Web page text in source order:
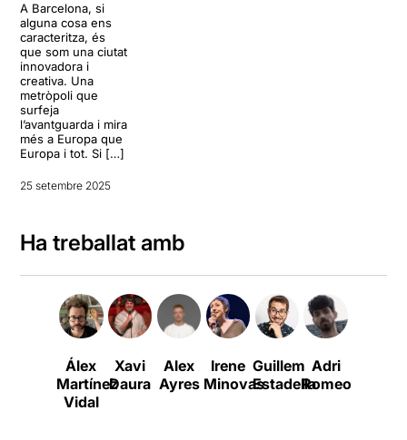
A Barcelona, si
alguna cosa ens
caracteritza, és
que som una ciutat
innovadora i
creativa. Una
metròpoli que
surfeja
l’avantguarda i mira
més a Europa que
Europa i tot. Si […]
25 setembre 2025
Ha treballat amb
Álex
Martínez
Vidal
Xavi
Daura
Alex
Ayres
Irene
Minovas
Guillem
Estadella
Adri
Romeo